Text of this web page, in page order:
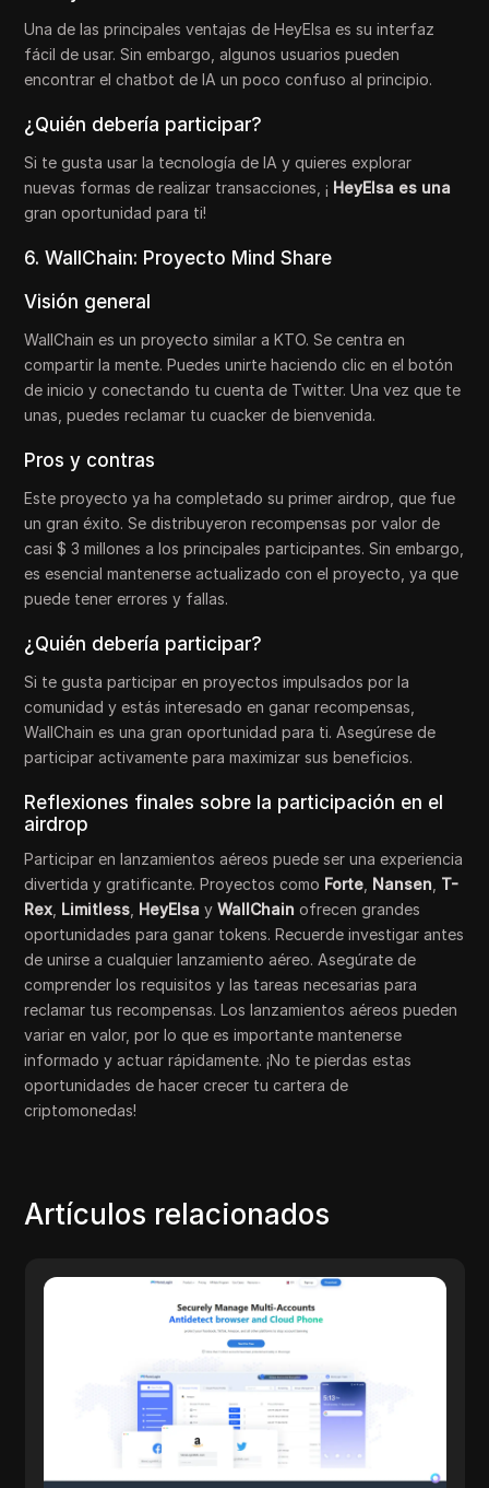
Una de las principales ventajas de HeyElsa es su interfaz
fácil de usar. Sin embargo, algunos usuarios pueden
encontrar el chatbot de IA un poco confuso al principio.
¿Quién debería participar?
Si te gusta usar la tecnología de IA y quieres explorar
nuevas formas de realizar transacciones, ¡ HeyElsa es una
gran oportunidad para ti!
6. WallChain: Proyecto Mind Share
Visión general
WallChain es un proyecto similar a KTO. Se centra en
compartir la mente. Puedes unirte haciendo clic en el botón
de inicio y conectando tu cuenta de Twitter. Una vez que te
unas, puedes reclamar tu cuacker de bienvenida.
Pros y contras
Este proyecto ya ha completado su primer airdrop, que fue
un gran éxito. Se distribuyeron recompensas por valor de
casi $ 3 millones a los principales participantes. Sin embargo,
es esencial mantenerse actualizado con el proyecto, ya que
puede tener errores y fallas.
¿Quién debería participar?
Si te gusta participar en proyectos impulsados por la
comunidad y estás interesado en ganar recompensas,
WallChain es una gran oportunidad para ti. Asegúrese de
participar activamente para maximizar sus beneficios.
Reflexiones finales sobre la participación en el
airdrop
Participar en lanzamientos aéreos puede ser una experiencia
divertida y gratificante. Proyectos como Forte Nansen T-
Rex Limitless HeyElsa yWallChain ofrecen grandes
oportunidades para ganar tokens. Recuerde investigar antes
de unirse a cualquier lanzamiento aéreo. Asegúrate de
comprender los requisitos y las tareas necesarias para
reclamar tus recompensas. Los lanzamientos aéreos pueden
variar en valor, por lo que es importante mantenerse
informado y actuar rápidamente. ¡No te pierdas estas
oportunidades de hacer crecer tu cartera de
criptomonedas!
Artículos relacionados